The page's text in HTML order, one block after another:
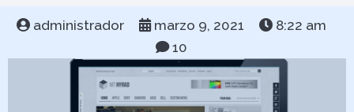
administrador marzo 9, 2021
8:22 am
10